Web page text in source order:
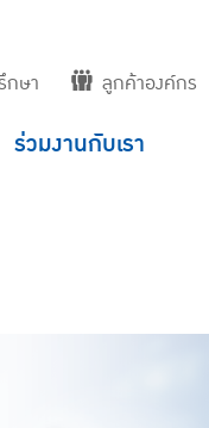
กษา ลูกค้าองค์กร
ร่วมงานกับเรา